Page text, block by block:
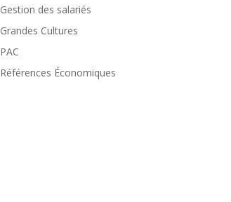
Gestion des salariés
Grandes Cultures
PAC
Références Économiques